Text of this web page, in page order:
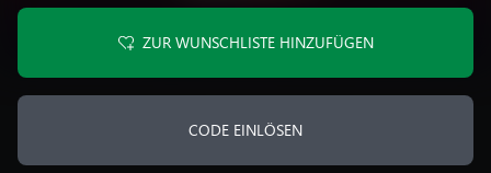
ZUR WUNSCHLISTE HINZUFÜGEN
CODE EINLÖSEN